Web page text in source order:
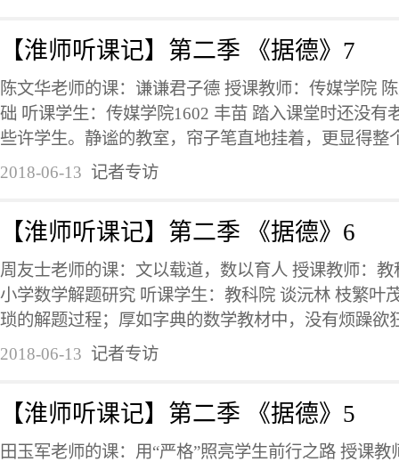
【淮师听课记】第二季 《据德》7
陈文华老师的课：谦谦君子德 授课教师：传媒学院
础 听课学生：传媒学院1602 丰苗 踏入课堂时还没有
些许学生。静谧的教室，帘子笔直地挂着，更显得整
2018-06-13 记者专访
【淮师听课记】第二季 《据德》6
周友士老师的课：文以载道，数以育人 授课教师：
小学数学解题研究 听课学生：教科院 谈沅林 枝繁叶
琐的解题过程；厚如字典的数学教材中，没有烦躁欲
2018-06-13 记者专访
【淮师听课记】第二季 《据德》5
田玉军老师的课：用“严格”照亮学生前行之路 授课